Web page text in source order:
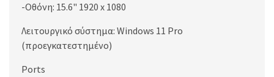
-Οθόνη: 15.6" 1920 x 1080
Λειτουργικό σύστημα: Windows 11 Pro
(προεγκατεστημένο)
Ports